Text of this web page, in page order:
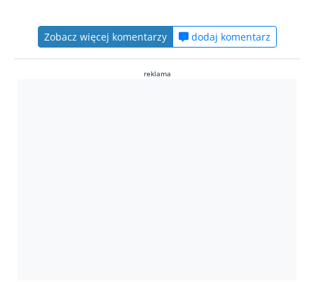
Zobacz więcej komentarzy dodaj komentarz
reklama